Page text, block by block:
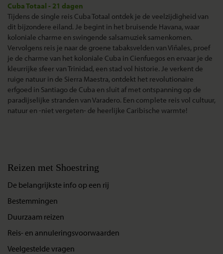
Cuba Totaal - 21 dagen
Tijdens de single reis Cuba Totaal ontdek je de veelzijdigheid van
dit bijzondere eiland. Je begint in het bruisende Havana, waar
koloniale charme en swingende salsamuziek samenkomen.
Vervolgens reis je naar de groene tabaksvelden van Viñales, proef
je de charme van het koloniale Cuba in Cienfuegos en ervaar je de
kleurrijke sfeer van Trinidad, een stad vol historie. Je verkent de
ruige natuur in de Sierra Maestra, ontdekt het revolutionaire
erfgoed in Santiago de Cuba en sluit af met ontspanning op de
paradijselijke stranden van Varadero. Een complete reis vol cultuur,
natuur en -niet vergeten- de heerlijke Caribische warmte!
Reizen met Shoestring
De belangrijkste info op een rij
Bestemmingen
Duurzaam reizen
Reis- en annuleringsvoorwaarden
Veelgestelde vragen